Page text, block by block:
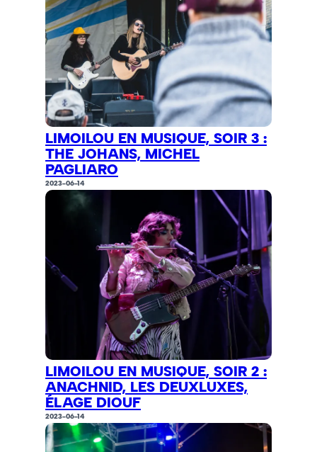
LIMOILOU EN MUSIQUE, SOIR 3 :
THE JOHANS, MICHEL
PAGLIARO
2023-06-14
LIMOILOU EN MUSIQUE, SOIR 2 :
ANACHNID, LES DEUXLUXES,
ÉLAGE DIOUF
2023-06-14